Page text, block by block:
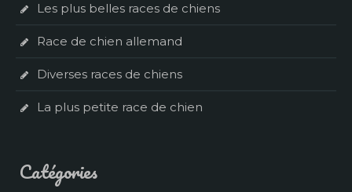
Les plus belles races de chiens
Race de chien allemand
Diverses races de chiens
La plus petite race de chien
Catégories